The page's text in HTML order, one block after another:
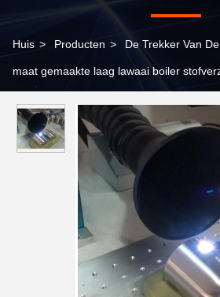
Huis > Producten > De Trekker Van
maat gemaakte laag lawaai boiler